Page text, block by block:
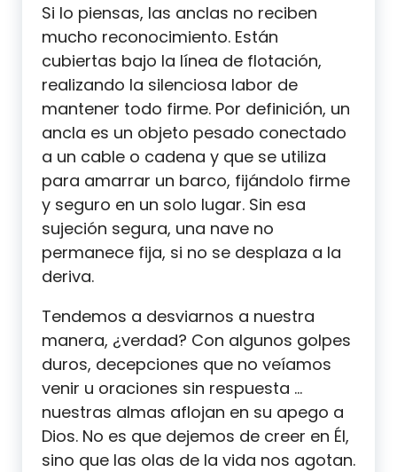
Si lo piensas, las anclas no reciben
mucho reconocimiento. Están
cubiertas bajo la línea de flotación,
realizando la silenciosa labor de
mantener todo firme. Por definición, un
ancla es un objeto pesado conectado
a un cable o cadena y que se utiliza
para amarrar un barco, fijándolo firme
y seguro en un solo lugar. Sin esa
sujeción segura, una nave no
permanece fija, si no se desplaza a la
deriva.
Tendemos a desviarnos a nuestra
manera, ¿verdad? Con algunos golpes
duros, decepciones que no veíamos
venir u oraciones sin respuesta …
nuestras almas aflojan en su apego a
Dios. No es que dejemos de creer en Él,
sino que las olas de la vida nos agotan.